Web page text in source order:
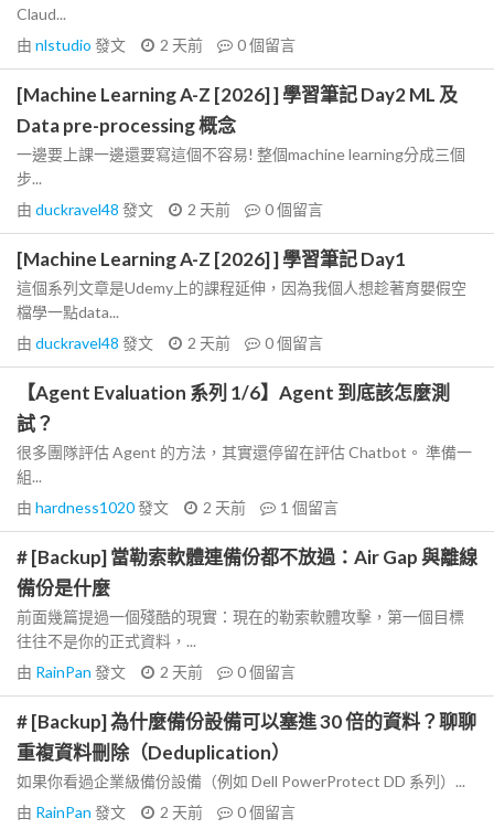
Claud...
由 nlstudio 發文 2 天前 0個留言
[Machine Learning A-Z [2026] ] 學習筆記 Day2 ML 及
Data pre-processing 概念
一邊要上課一邊還要寫這個不容易! 整個machine learning分成三個
步...
由 duckravel48 發文 2 天前 0個留言
[Machine Learning A-Z [2026] ] 學習筆記 Day1
這個系列文章是Udemy上的課程延伸，因為我個人想趁著育嬰假空
檔學一點data...
由 duckravel48 發文 2 天前 0個留言
【Agent Evaluation 系列 1/6】Agent 到底該怎麼測
試？
很多團隊評估 Agent 的方法，其實還停留在評估 Chatbot。 準備一
組...
由 hardness1020發文 2 天前 1 個留言
# [Backup] 當勒索軟體連備份都不放過：Air Gap 與離線
備份是什麼
前面幾篇提過一個殘酷的現實：現在的勒索軟體攻擊，第一個目標
往往不是你的正式資料，...
由 RainPan 發文 2 天前 0個留言
# [Backup] 為什麼備份設備可以塞進 30 倍的資料？聊聊
重複資料刪除（Deduplication）
如果你看過企業級備份設備（例如 Dell PowerProtect DD 系列）...
由 RainPan 發文 2 天前 0個留言